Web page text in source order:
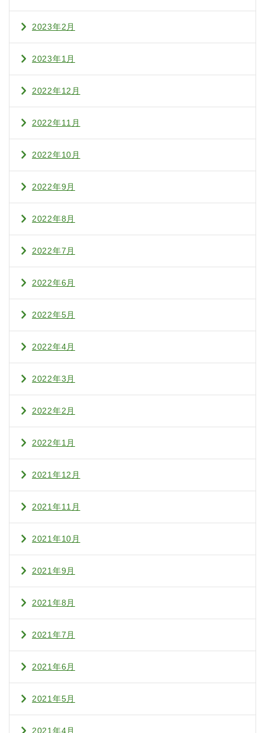
2023年2月
2023年1月
2022年12月
2022年11月
2022年10月
2022年9月
2022年8月
2022年7月
2022年6月
2022年5月
2022年4月
2022年3月
2022年2月
2022年1月
2021年12月
2021年11月
2021年10月
2021年9月
2021年8月
2021年7月
2021年6月
2021年5月
2021年4月